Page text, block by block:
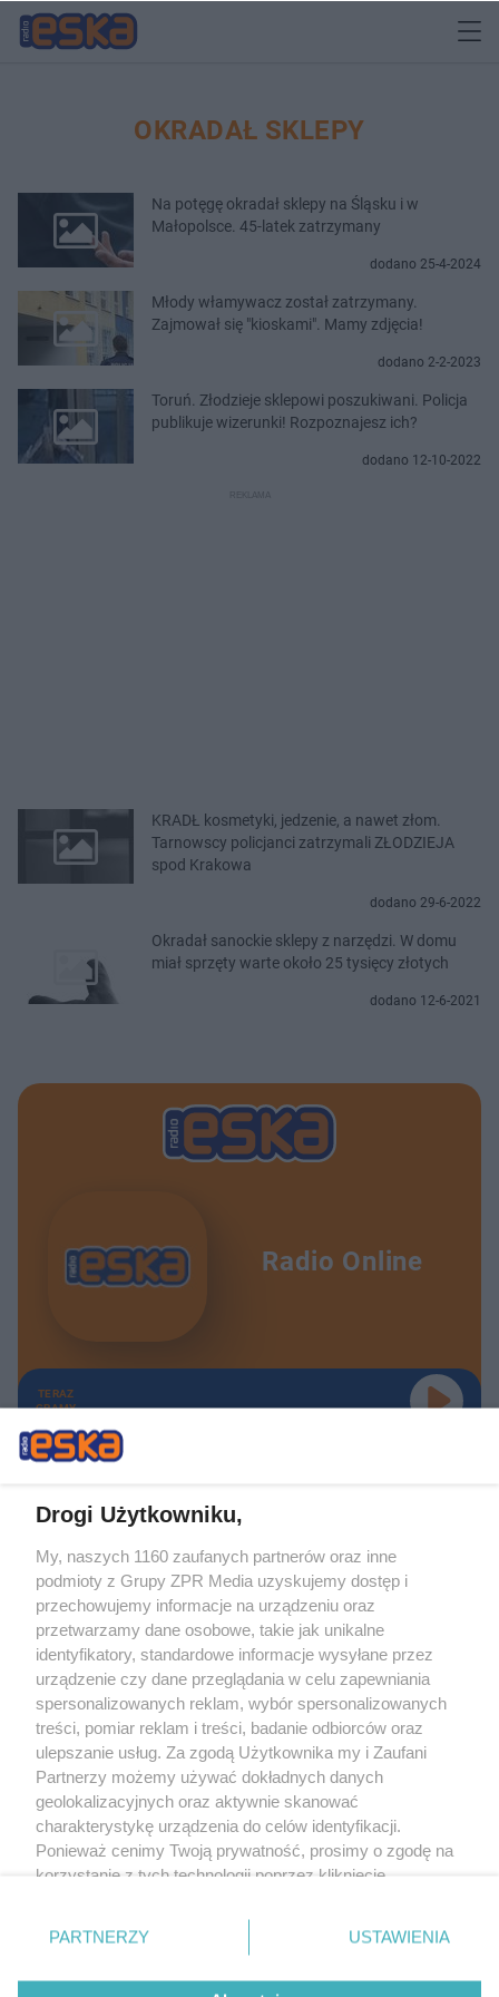
OKRADAŁ SKLEPY
Na potęgę okradał sklepy na Śląsku i w
Małopolsce. 45-latek zatrzymany
dodano 25-4-2024
Młody włamywacz został zatrzymany.
Zajmował się "kioskami". Mamy zdjęcia!
dodano 2-2-2023
Toruń. Złodzieje sklepowi poszukiwani. Policja
publikuje wizerunki! Rozpoznajesz ich?
dodano 12-10-2022
KRADŁ kosmetyki, jedzenie, a nawet złom.
Tarnowscy policjanci zatrzymali ZŁODZIEJA
spod Krakowa
dodano 29-6-2022
Okradał sanockie sklepy z narzędzi. W domu
miał sprzęty warte około 25 tysięcy złotych
dodano 12-6-2021
Radio Online
TERAZ
GRAMY
Żaden utwór zamieszczony w serwisie nie może być powielany i
rozpowszechniany lub dalej rozpowszechniany w jakikolwiek sposób (w
tym także elektroniczny lub mechaniczny) na jakimkolwiek polu
eksploatacji w jakiejkolwiek formie, włącznie z umieszczaniem w Internecie
bez pisemnej zgody właściciela praw. Jakiekolwiek użycie lub
wykorzystanie utworów w całości lub w części z naruszeniem prawa, tzn.
bez właściwej zgody, jest zabronione pod groźbą kary i może być ścigane
prawnie.
O nas
Drogi Użytkowniku,
My, naszych 1160 zaufanych partnerów oraz inne
podmioty z Grupy ZPR Media uzyskujemy dostęp i
przechowujemy informacje na urządzeniu oraz
przetwarzamy dane osobowe, takie jak unikalne
identyfikatory, standardowe informacje wysyłane przez
urządzenie czy dane przeglądania w celu zapewniania
spersonalizowanych reklam, wybór spersonalizowanych
treści, pomiar reklam i treści, badanie odbiorców oraz
ulepszanie usług. Za zgodą Użytkownika my i Zaufani
Partnerzy możemy używać dokładnych danych
geolokalizacyjnych oraz aktywnie skanować
charakterystykę urządzenia do celów identyfikacji.
Ponieważ cenimy Twoją prywatność, prosimy o zgodę na
korzystanie z tych technologii poprzez kliknięcie
zmienić/wycofać klikając przycisk ustawień prywatności
znajdujący się w lewym dolnym rogu strony
rodzaje przetwarzania danych nie wymagają zgody
PARTNERZY USTAWIENIA